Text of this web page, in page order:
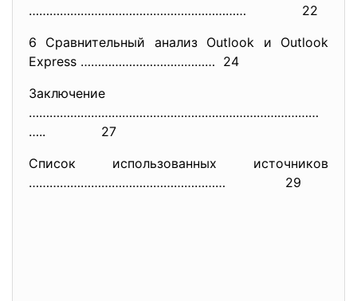
………………………………………………………
22
6 Сравнительный анализ Outlook и Outlook
Express ………………………………… 24
Заключение
…………………………………………………………………………
….. 27
Список использованных источников
………………………………………………… 29